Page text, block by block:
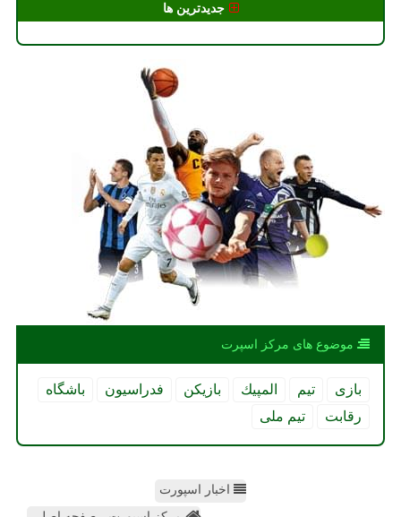
جدیدترین ها
موضوع های مركز اسپرت
بازی تیم المپیك بازیكن فدراسیون
باشگاه
رقابت
تیم ملی
اخبار اسپورت